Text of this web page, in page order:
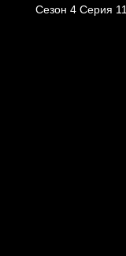
Сезон 4 Серия 11